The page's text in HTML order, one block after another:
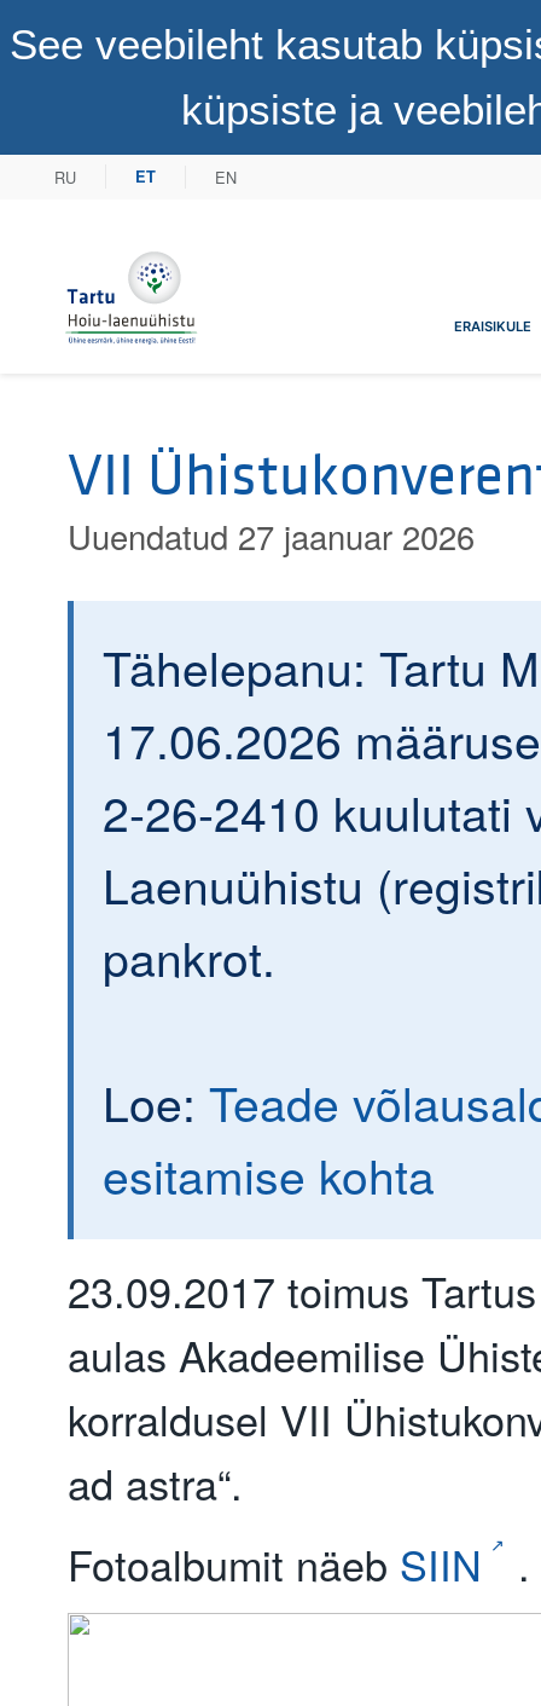
See veebileht kasutab
küpsiste ja
RU ET EN
Tartu Hoiu-laenuühistuERAISIKULE
VII
Uuendatud 27 jaanuar 2026
Tähelepanu: Tartu
17.06.2026
2-26-2410 kuulutati
Laenuühistu
pankrot.
Loe: Teade
esitamise kohta
23.09.2017 toimus
aulas Akadeemilise
korraldusel VII
ad astra“.
Fotoalbumit näeb SIIN .